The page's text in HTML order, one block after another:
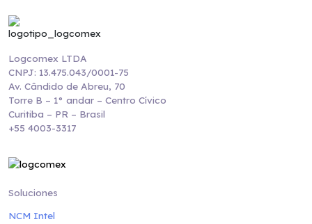
Logcomex LTDA
CNPJ: 13.475.043/0001-75
Av. Cândido de Abreu, 70
Torre B – 1° andar – Centro Cívico
Curitiba – PR – Brasil
+55 4003-3317
Soluciones
NCM Intel